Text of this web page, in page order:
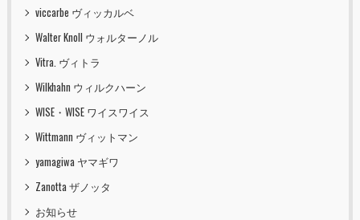
viccarbe ヴィッカルベ
Walter Knoll ウォルターノル
Vitra. ヴィトラ
Wilkhahn ウィルクハーン
WISE・WISE ワイスワイス
Wittmann ヴィットマン
yamagiwa ヤマギワ
Zanotta ザノッタ
お知らせ